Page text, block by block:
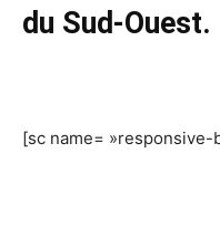
du Sud-Ouest.
[sc name= »responsive-